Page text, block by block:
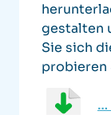
gestalten
Sie sich
probieren
…